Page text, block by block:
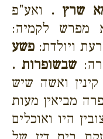
שרץ . ואע"פ
מפרש לקמיה:
ויולדת: פשע
שבשופרות .
ואשה שיש
מביאין מעות
היו ואוכלים